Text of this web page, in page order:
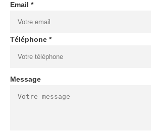
Email *
Téléphone *
Message